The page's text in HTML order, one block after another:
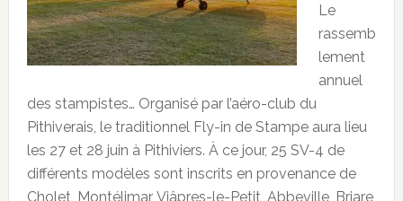
Le
rassemb
lement
annuel
des stampistes… Organisé par l’aéro-club du
Pithiverais, le traditionnel Fly-in de Stampe aura lieu
les 27 et 28 juin à Pithiviers. À ce jour, 25 SV-4 de
différents modèles sont inscrits en provenance de
Cholet, Montélimar, Viâpres-le-Petit, Abbeville, Briare,